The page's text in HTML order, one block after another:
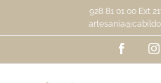
contenido
928 81 01 00 Ext